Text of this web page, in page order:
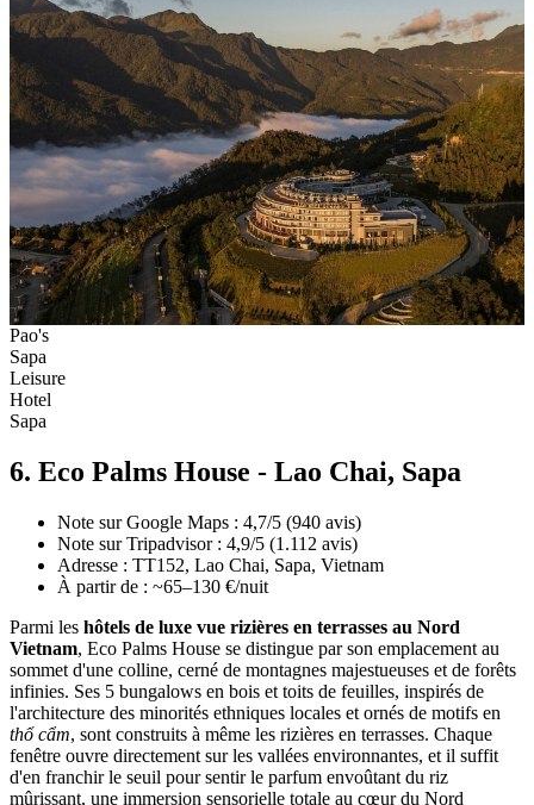
Pao's
Sapa
Leisure
Hotel
Sapa
6. Eco Palms House - Lao Chai, Sapa
Note sur Google Maps : 4,7/5 (940 avis)
Note sur Tripadvisor : 4,9/5 (1.112 avis)
Adresse : TT152, Lao Chai, Sapa, Vietnam
À partir de : ~65–130 €/nuit
Parmi les hôtels de luxe vue rizières en terrasses au Nord
Vietnam, Eco Palms House se distingue par son emplacement au
sommet d'une colline, cerné de montagnes majestueuses et de forêts
infinies. Ses 5 bungalows en bois et toits de feuilles, inspirés de
l'architecture des minorités ethniques locales et ornés de motifs en
thổ cẩm, sont construits à même les rizières en terrasses. Chaque
fenêtre ouvre directement sur les vallées environnantes, et il suffit
d'en franchir le seuil pour sentir le parfum envoûtant du riz
mûrissant, une immersion sensorielle totale au cœur du Nord